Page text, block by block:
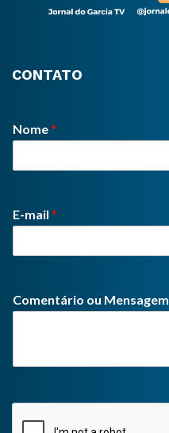
CONTATO
Nome*
E-mail *
Comentário ou Mensagem